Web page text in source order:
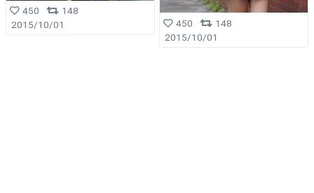
450
148
2015/10/01
450
148
2015/10/01